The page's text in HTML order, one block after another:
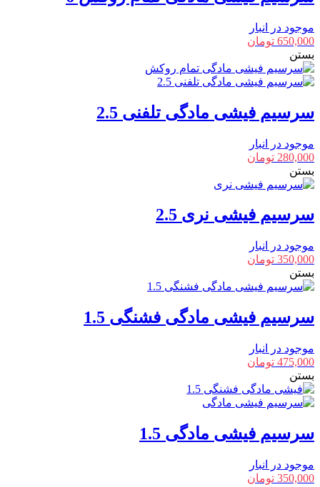
موجود در انبار
650,000 تومان
بستن
سرسیم فیشی مادگی تلفنی 2.5
موجود در انبار
280,000 تومان
بستن
سرسیم فیشی نری 2.5
موجود در انبار
350,000 تومان
بستن
سرسیم فیشی مادگی فشنگی 1.5
موجود در انبار
475,000 تومان
بستن
سرسیم فیشی مادگی 1.5
موجود در انبار
350,000 تومان